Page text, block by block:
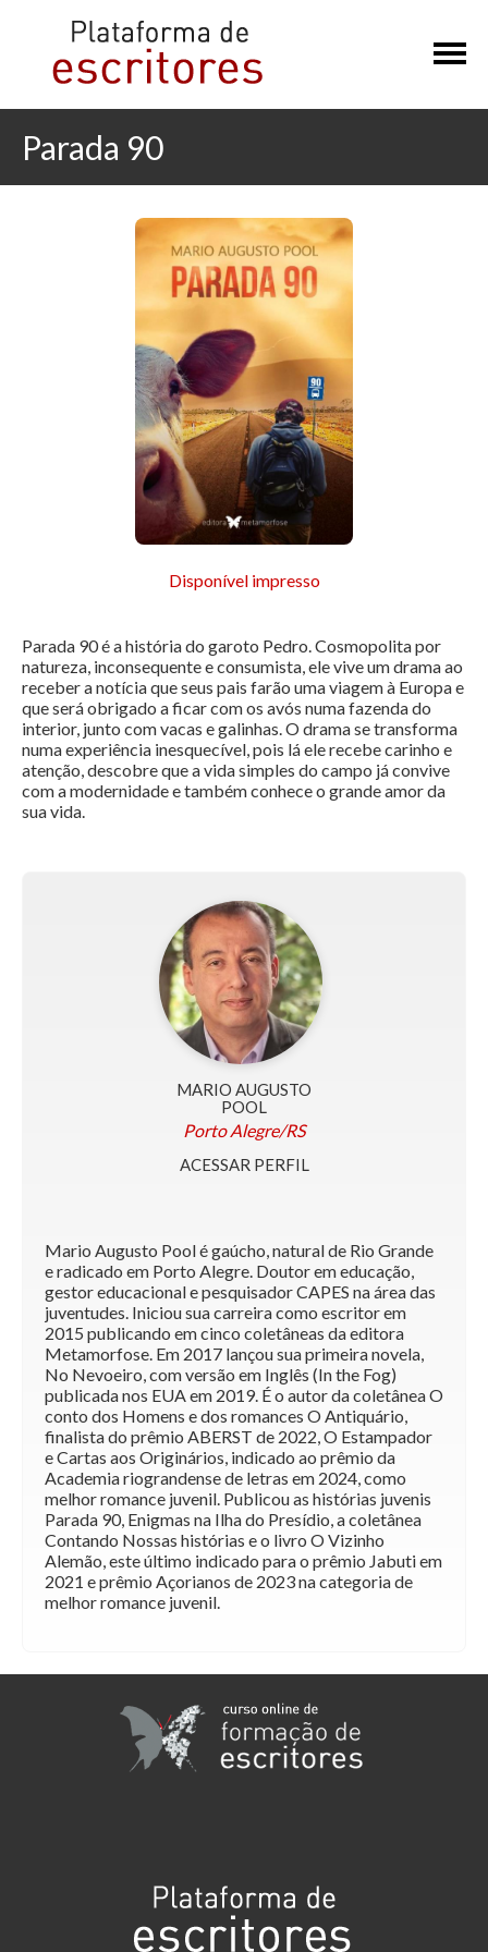
×
Parada 90
Disponível impresso
Parada 90 é a história do garoto Pedro. Cosmopolita por
natureza, inconsequente e consumista, ele vive um drama ao
receber a notícia que seus pais farão uma viagem à Europa e
que será obrigado a ficar com os avós numa fazenda do
interior, junto com vacas e galinhas. O drama se transforma
numa experiência inesquecível, pois lá ele recebe carinho e
atenção, descobre que a vida simples do campo já convive
com a modernidade e também conhece o grande amor da
sua vida.
MARIO AUGUSTO
POOL
Porto Alegre/RS
ACESSAR PERFIL
Mario Augusto Pool é gaúcho, natural de Rio Grande
e radicado em Porto Alegre. Doutor em educação,
gestor educacional e pesquisador CAPES na área das
juventudes. Iniciou sua carreira como escritor em
2015 publicando em cinco coletâneas da editora
Metamorfose. Em 2017 lançou sua primeira novela,
No Nevoeiro, com versão em Inglês (In the Fog)
publicada nos EUA em 2019. É o autor da coletânea O
conto dos Homens e dos romances O Antiquário,
finalista do prêmio ABERST de 2022, O Estampador
e Cartas aos Originários, indicado ao prêmio da
Academia riograndense de letras em 2024, como
melhor romance juvenil. Publicou as histórias juvenis
Parada 90, Enigmas na Ilha do Presídio, a coletânea
Contando Nossas histórias e o livro O Vizinho
Alemão, este último indicado para o prêmio Jabuti em
2021 e prêmio Açorianos de 2023 na categoria de
melhor romance juvenil.